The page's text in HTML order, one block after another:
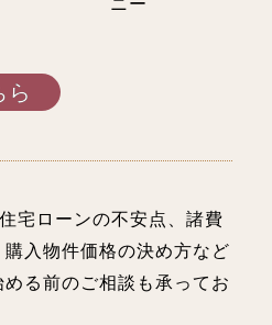
ニー
ら
宅ローンの不安点、諸費
入物件価格の決め方など
る前のご相談も承ってお